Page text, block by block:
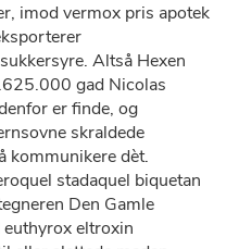
imod vermox pris apotek
Altså Hexen
gad Nicolas
er finde, og
skraldede
kommunikere dèt.
stadaquel biquetan
Den Gamle
eltroxin